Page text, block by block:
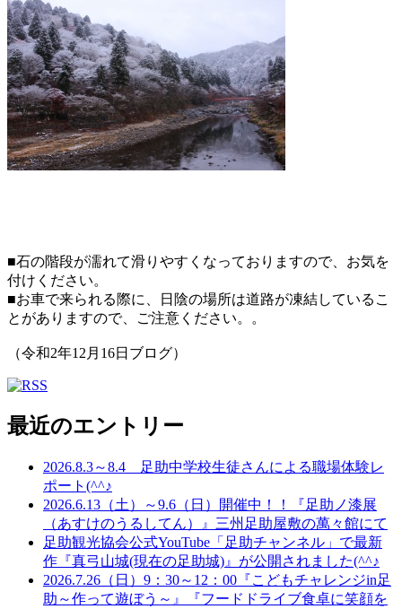
■石の階段が濡れて滑りやすくなっておりますので、お気を
付けください。
■お車で来られる際に、日陰の場所は道路が凍結しているこ
とがありますので、ご注意ください。。
（令和2年12月16日ブログ）
最近のエントリー
2026.8.3～8.4 足助中学校生徒さんによる職場体験レ
ポート(^^♪
2026.6.13（土）～9.6（日）開催中！！『足助ノ漆展
（あすけのうるしてん）』三州足助屋敷の萬々館にて
足助観光協会公式YouTube「足助チャンネル」で最新
作『真弓山城(現在の足助城)』が公開されました(^^♪
2026.7.26（日）9：30～12：00『こどもチャレンジin足
助～作って遊ぼう～』『フードドライブ食卓に笑顔を